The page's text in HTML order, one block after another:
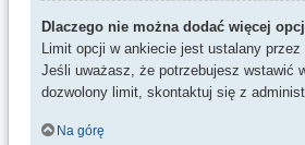
Dlaczego nie można dodać więcej
Limit opcji w ankiecie jest ustalany przez
Jeśli uważasz, że potrzebujesz wstawić
dozwolony limit, skontaktuj się z
Na górę